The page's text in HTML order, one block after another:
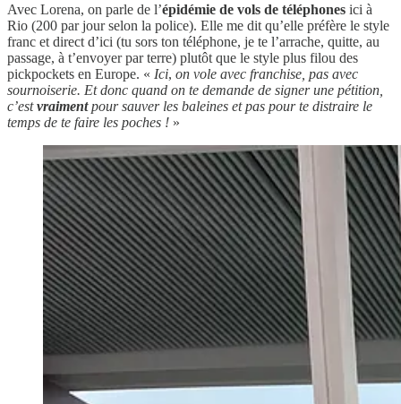
Avec Lorena, on parle de l’épidémie de vols de téléphones ici à
Rio (200 par jour selon la police). Elle me dit qu’elle préfère le style
franc et direct d’ici (tu sors ton téléphone, je te l’arrache, quitte, au
passage, à t’envoyer par terre) plutôt que le style plus filou des
pickpockets en Europe. « Ici, on vole avec franchise, pas avec
sournoiserie. Et donc quand on te demande de signer une pétition,
c’estvraimentpour sauver les baleines et pas pour te distraire le
temps de te faire les poches ! »